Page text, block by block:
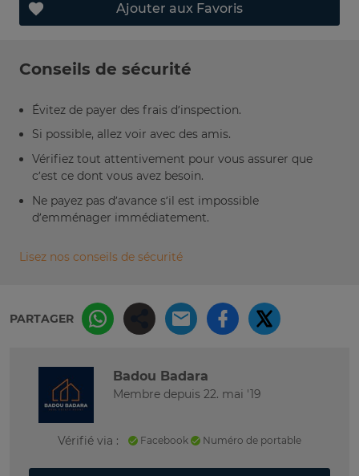
Ajouter aux Favoris
Conseils de sécurité
Évitez de payer des frais d’inspection.
Si possible, allez voir avec des amis.
Vérifiez tout attentivement pour vous assurer que
c’est ce dont vous avez besoin.
Ne payez pas d’avance s’il est impossible
d’emménager immédiatement.
Lisez nos conseils de sécurité
PARTAGER
Badou Badara
Membre depuis 22. mai '19
Vérifié via : Facebook Numéro de portable